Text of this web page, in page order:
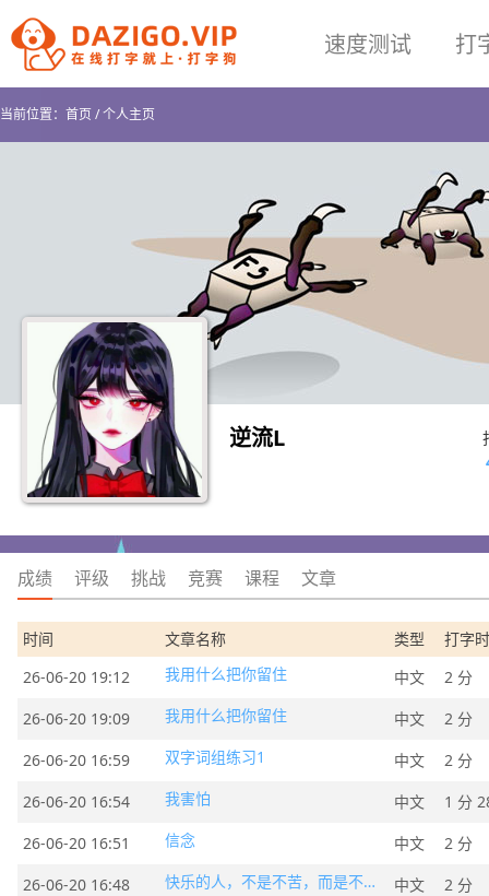
速度测试 打
当前位置： 首页/个人主页
逆流L
成绩 评级 挑战 竞赛 课程 文章
时间 文章名称 类型
打字
26-06-20 19:12
我用什么把你留住 中文
2 分
26-06-20 19:09
我用什么把你留住 中文
2 分
26-06-20 16:59
双字词组练习1 中文
2 分
26-06-20 16:54
我害怕 中文
1 分
26-06-20 16:51
信念 中文
2 分
26-06-20 16:48
快乐的人，不是不苦，而是不着苦 中文
2 分